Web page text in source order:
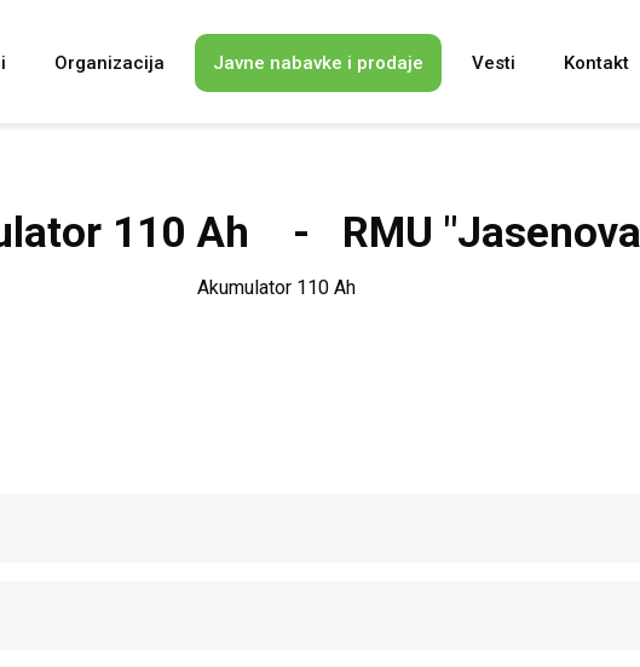
Organizacija Javne nabavke i prodaje Vesti Kontakt
110 Ah - RMU
Akumulator 110 Ah